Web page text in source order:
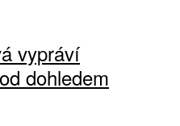
vypráví
dohledem